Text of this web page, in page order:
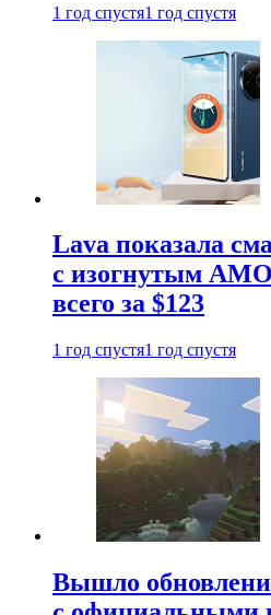
1 год спустя1 год спустя
Lava показала
с изогнутым
всего за $123
1 год спустя1 год спустя
Вышло